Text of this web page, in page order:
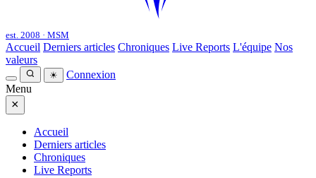
est. 2008 · MSM
Accueil Derniers articles Chroniques Live Reports L'équipe Nos
valeurs
☀
Connexion
Menu
×
Accueil
Derniers articles
Chroniques
Live Reports